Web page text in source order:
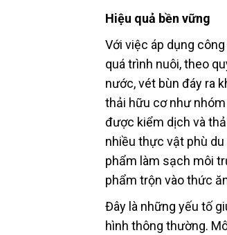
Hiệu quả bền vững
Với việc áp dụng
quá trình nuôi, theo
nước, vét bùn đáy ra
thải hữu cơ như
được kiểm dịch và
nhiều thực vật phù
phẩm làm sạch môi
phẩm trộn vào thức
Đây là những yếu tố
hình thông thường.